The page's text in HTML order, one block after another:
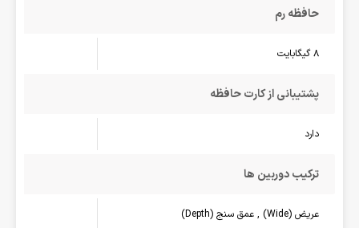
حافظه رم
8 گیگابایت
پشتیبانی از کارت حافظه
دارد
ترکیب دوربین ها
عریض (Wide) , عمق سنج (Depth)